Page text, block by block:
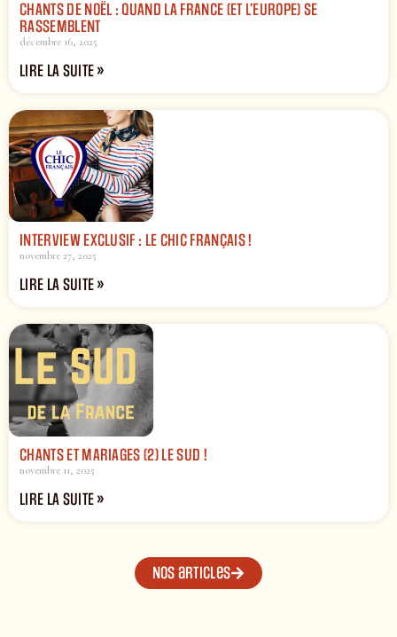
CHANTS DE NOËL : QUAND LA FRANCE (ET L’EUROPE) SE
RASSEMBLENT
décembre 16, 2025
LIRE LA SUITE »
INTERVIEW EXCLUSIF : LE CHIC FRANÇAIS !
novembre 27, 2025
LIRE LA SUITE »
CHANTS ET MARIAGES (2) LE SUD !
novembre 11, 2025
LIRE LA SUITE »
Nos articles